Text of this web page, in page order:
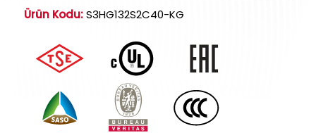
Ürün Kodu:S3HG132S2C40-KG